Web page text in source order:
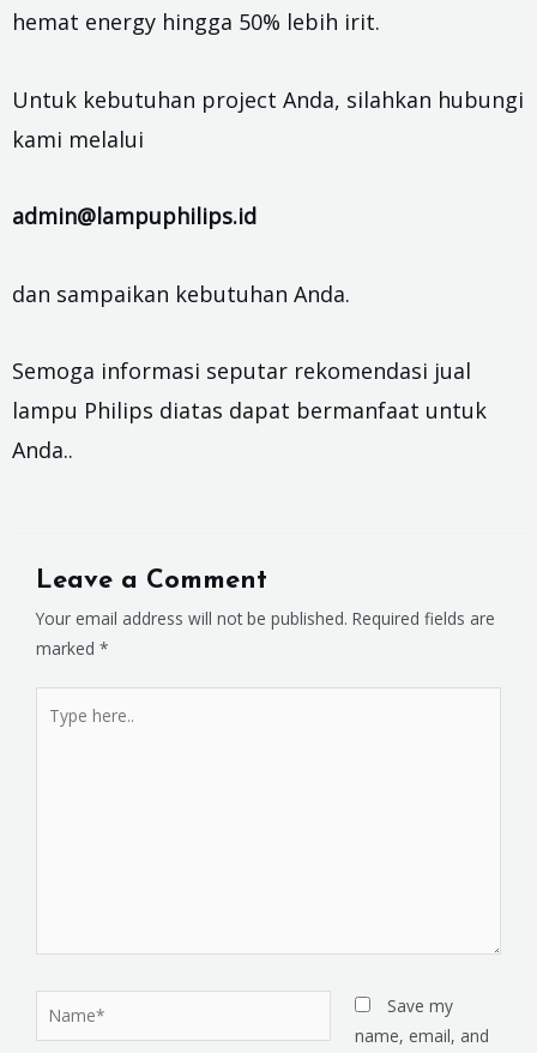
hemat energy hingga 50% lebih irit.
Untuk kebutuhan project Anda, silahkan hubungi
kami melalui
admin@lampuphilips.id
dan sampaikan kebutuhan Anda.
Semoga informasi seputar rekomendasi jual
lampu Philips diatas dapat bermanfaat untuk
Anda..
Leave a Comment
Your email address will not be published. Required fields are
marked *
Save my
name, email, and